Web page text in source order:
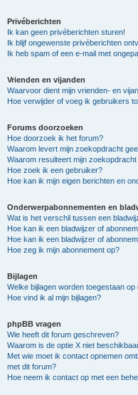
Privéberichten
Ik kan geen privéberichten sturen!
Ik blijf ongewenste privéberichten
Ik heb spam of een e-mail met
Vrienden en vijanden
Waarvoor dient mijn vrienden- en
Hoe verwijder of voeg ik gebruikers
Forums doorzoeken
Hoe doorzoek ik het forum?
Waarom levert mijn zoekopdracht
Waarom resulteert mijn
Hoe zoek ik een gebruiker?
Hoe kan ik mijn eigen berichten en
Onderwerpabonnementen en
Wat is het verschil tussen een
Hoe kan ik een bladwijzer of
Hoe kan ik een bladwijzer of
Hoe zeg ik mijn abonnement op?
Bijlagen
Welke bijlagen worden toegestaan op
Hoe vind ik al mijn bijlagen?
phpBB vragen
Wie heeft dit forum geschreven?
Waarom is de optie X niet
Met wie moet ik contact opnemen
met dit forum?
Hoe neem ik contact op met een